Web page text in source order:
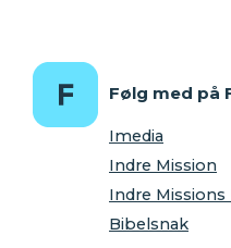
Følg med på
Imedia
Indre Mission
Indre
Bibelsnak